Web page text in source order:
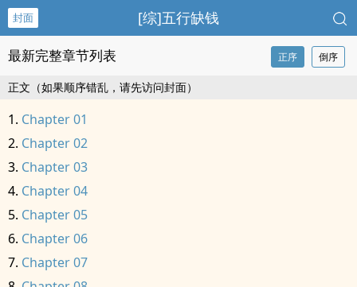
封面 [综]五行缺钱
最新完整章节列表 正序 倒序
正文（如果顺序错乱，请先访问封面）
Chapter 01
Chapter 02
Chapter 03
Chapter 04
Chapter 05
Chapter 06
Chapter 07